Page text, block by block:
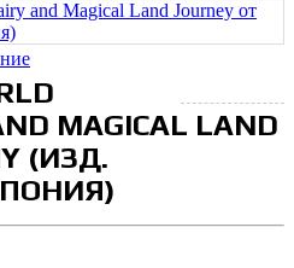
MAGICAL LAND
(ИЗД.